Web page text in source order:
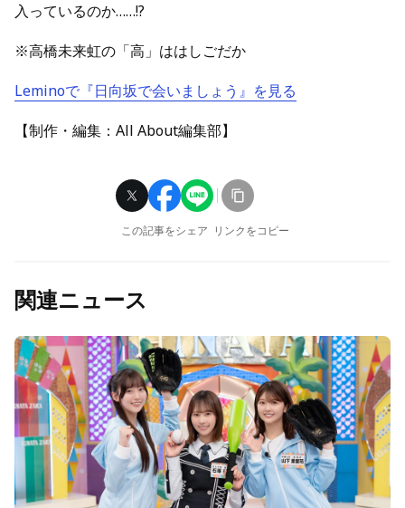
入っているのか……!?
※高橋未来虹の「高」ははしごだか
Leminoで『日向坂で会いましょう』を見る
【制作・編集：All About編集部】
この記事をシェア リンクをコピー
関連ニュース